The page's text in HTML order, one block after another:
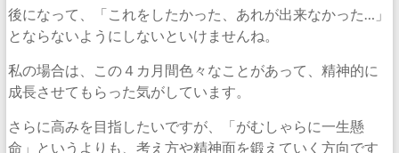
後になって、「これをしたかった、あれが出来なかった…」
とならないようにしないといけませんね。
私の場合は、この４カ月間色々なことがあって、精神的に
成長させてもらった気がしています。
さらに高みを目指したいですが、「がむしゃらに一生懸
命」というよりも、考え方や精神面を鍛えていく方向です